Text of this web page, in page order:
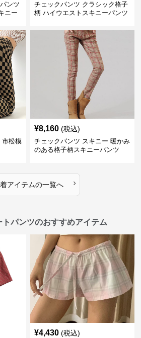
ンツ
ニー
チェックパンツ クラシック格子
柄 ハイウエストスキニーパンツ
市松模
¥8,160 (税込)
チェックパンツ スキニー 暖かみ
のある格子柄スキニーパンツ
アイテムの一覧へ ›
パンツのおすすめアイテム
¥4,430 (税込)